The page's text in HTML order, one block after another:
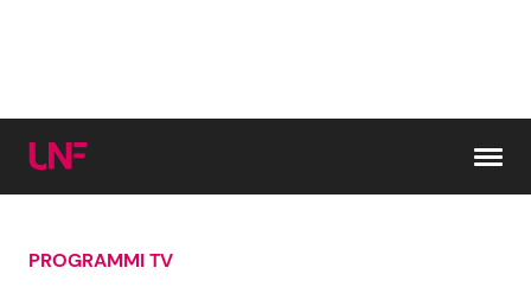
Cerca:
PROGRAMMI TV